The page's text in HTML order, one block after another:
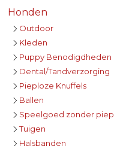
Honden
Outdoor
Kleden
Puppy Benodigdheden
Dental/Tandverzorging
Pieploze Knuffels
Ballen
Speelgoed zonder piep
Tuigen
Halsbanden